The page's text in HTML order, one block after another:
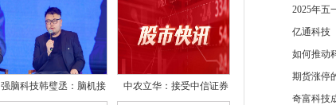
强脑科技韩璧丞：脑机接 中农立华：接受中信证券
2025年五
亿通科技
如何推动
期货涨停
奇富科技